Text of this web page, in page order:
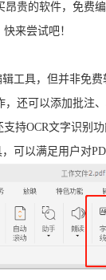
贵的软件，免费
来尝试吧！
工具，但并非免
，还可以添加批注
持OCR文字识别
可以满足用户对